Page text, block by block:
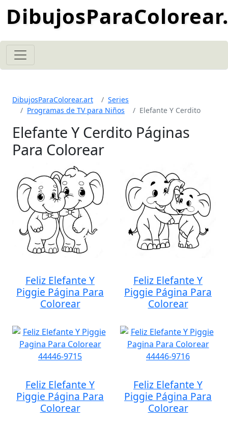
DibujosParaColorear.art
Series
Programas de TV para Niños
Elefante Y Cerdito
Elefante Y Cerdito Páginas
Para Colorear
Feliz Elefante Y
Piggie Página Para
Colorear
Feliz Elefante Y
Piggie Página Para
Colorear
Feliz Elefante Y
Piggie Página Para
Colorear
Feliz Elefante Y
Piggie Página Para
Colorear